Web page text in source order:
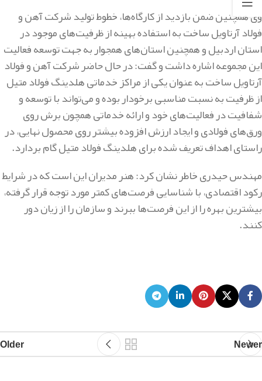
وی همچنین ضمن بازدید از کارگاه‌ها، خطوط تولید شرکت آهن و
فولاد آرتاویل ساخت به استفاده بهینه از ظرفیت‌های موجود در
استان اردبیل و همچنین استان‌های همجوار به جهت توسعه فعالیت
این مجموعه اشاره داشت و گفت: در حال حاضر شرکت آهن و فولاد
آرتاویل ساخت به عنوان یکی از مراکز خدماتی هلدینگ فولاد متیل
از ظرفیت به نسبت مناسبی برخودار بوده و می‌تواند با توسعه و
شفافیت در فعالیت‌های خود و ارائه خدماتی همچون برش روی
ورق‌های فولادی و ایجاد ارزش افزوده بیشتر روی محصول نهایی، در
راستای اهداف تعریف شده برای هلدینگ فولاد متیل گام بردارد.
مهندس حیدری خاطر نشان کرد: هنر مدیران این است که در شرایط
رکود اقتصادی، با شناسایی فرصت‌های کمتر مورد توجه قرار گرفته،
بیشترین بهره را از این فرصت‌ها ببرند و سازمان را از زیان دور
کنند.
Newer
Older